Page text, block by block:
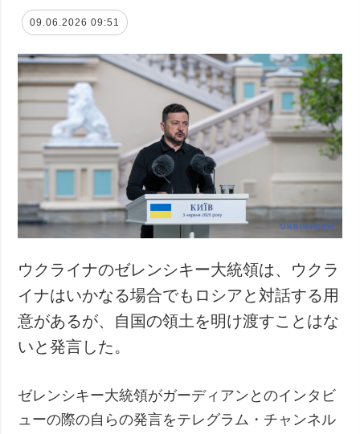
09.06.2026 09:51
ウクライナのゼレンシキー大統領は、ウクラ
イナはいかなる場合でもロシアと対話する用
意があるが、自国の領土を明け渡すことはな
いと発言した。
ゼレンシキー大統領がガーディアンとのインタビ
ューの際の自らの発言をテレグラム・チャンネル